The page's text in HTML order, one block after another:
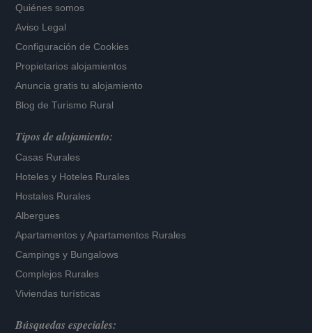
Quiénes somos
Aviso Legal
Configuración de Cookies
Propietarios alojamientos
Anuncia gratis tu alojamiento
Blog de Turismo Rural
Tipos de alojamiento:
Casas Rurales
Hoteles y Hoteles Rurales
Hostales Rurales
Albergues
Apartamentos yApartamentos Rurales
Campings y Bungalows
Complejos Rurales
Viviendas turísticas
Búsquedas especiales: